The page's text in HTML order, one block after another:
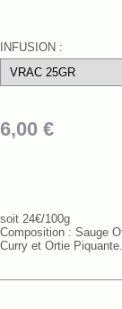
INFUSION :
6,00 €
soit 24€/100g
Composition : Sauge
Curry et Ortie Piquante.